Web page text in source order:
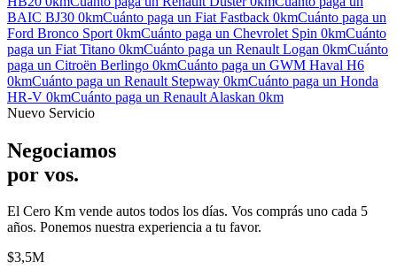
BAIC BJ30 0kmCuánto paga un Fiat Fastback 0kmCuánto paga un
Ford Bronco Sport 0kmCuánto paga un Chevrolet Spin 0kmCuánto
paga un Fiat Titano 0kmCuánto paga un Renault Logan 0kmCuánto
paga un Citroën Berlingo 0kmCuánto paga un GWM Haval H6
0kmCuánto paga un Renault Stepway 0kmCuánto paga un Honda
HR-V 0kmCuánto paga un Renault Alaskan 0km
Nuevo Servicio
Negociamos
por vos.
El Cero Km vende autos todos los días. Vos comprás uno cada 5
años. Ponemos nuestra experiencia a tu favor.
$3,5M